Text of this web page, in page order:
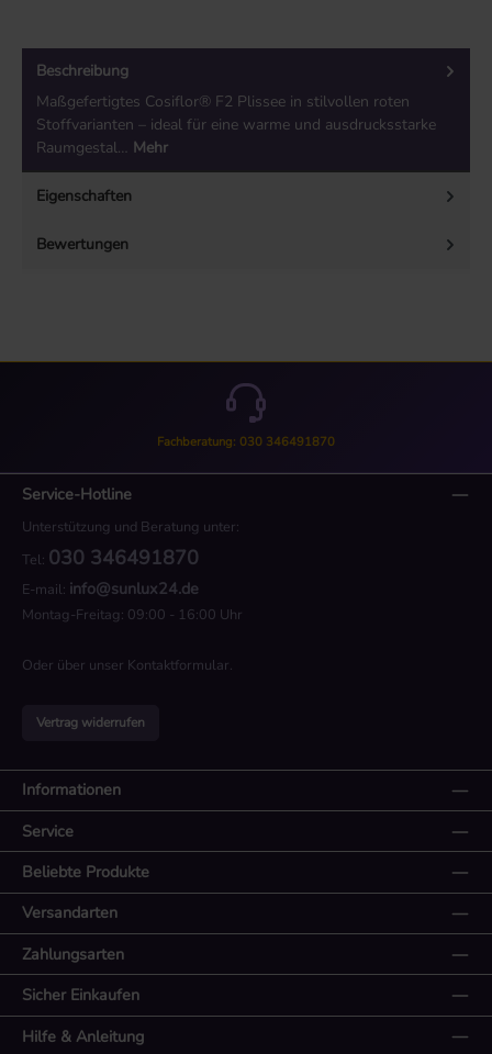
Beschreibung
Maßgefertigtes Cosiflor® F2 Plissee in stilvollen roten
Stoffvarianten – ideal für eine warme und ausdrucksstarke
Raumgestal… Mehr
Eigenschaften
Bewertungen
Fachberatung: 030 346491870
Service-Hotline
Unterstützung und Beratung unter:
Tel: 030 346491870
E-mail: info@sunlux24.de
Montag-Freitag: 09:00 - 16:00 Uhr
Oder über unser Kontaktformular.
Vertrag widerrufen
Informationen
Service
Beliebte Produkte
Zahlungsarten
Versandarten
Sicher Einkaufen
Hilfe & Anleitung